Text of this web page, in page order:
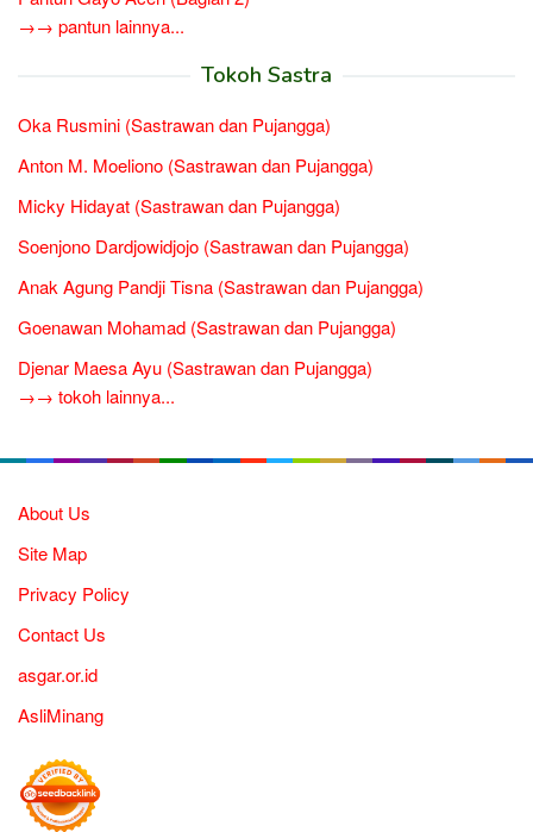
→→ pantun lainnya...
Tokoh Sastra
Oka Rusmini (Sastrawan dan Pujangga)
Anton M. Moeliono (Sastrawan dan Pujangga)
Micky Hidayat (Sastrawan dan Pujangga)
Soenjono Dardjowidjojo (Sastrawan dan Pujangga)
Anak Agung Pandji Tisna (Sastrawan dan Pujangga)
Goenawan Mohamad (Sastrawan dan Pujangga)
Djenar Maesa Ayu (Sastrawan dan Pujangga)
→→ tokoh lainnya...
About Us
Site Map
Privacy Policy
Contact Us
asgar.or.id
AsliMinang